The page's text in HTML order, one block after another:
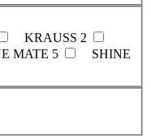
KRAUSS 2
MATE 5
SHINE